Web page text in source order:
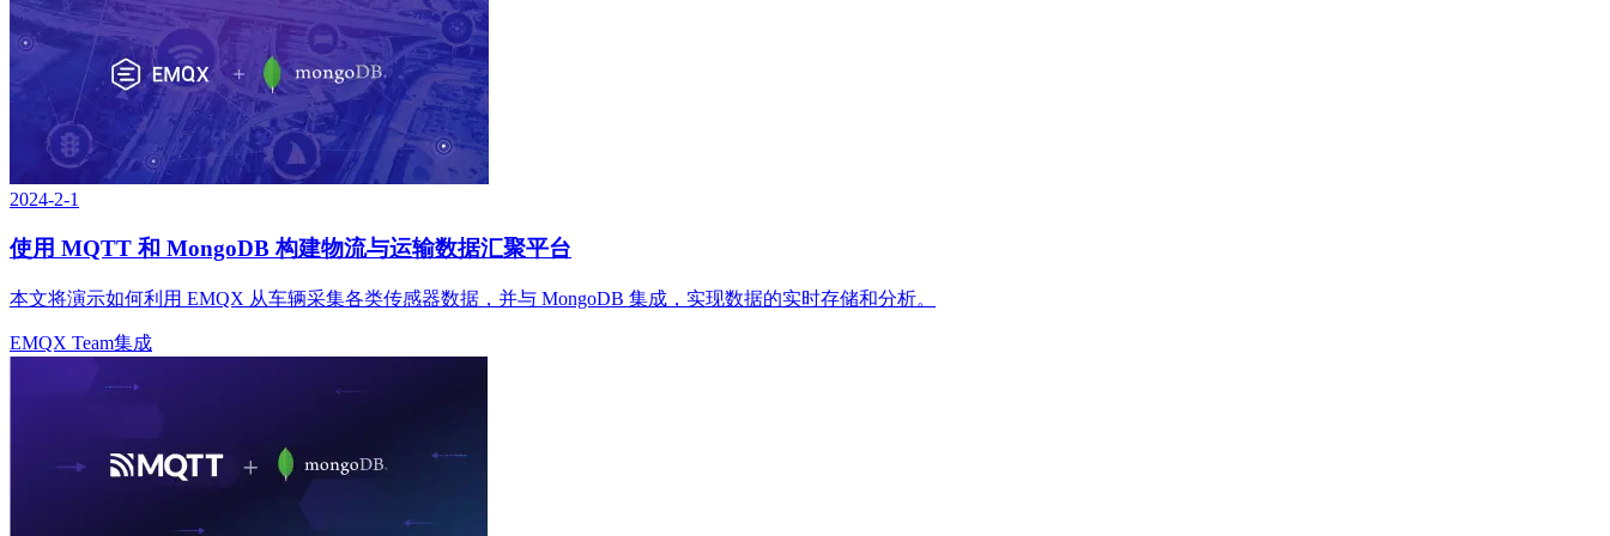
2024-2-1
使用 MQTT 和 MongoDB 构建物流与运输数据汇聚平台
本文将演示如何利用 EMQX 从车辆采集各类传感器数据，并与 MongoDB 集成，实现数据的实时存储和分析。
EMQX Team集成